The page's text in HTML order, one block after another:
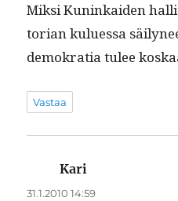
Mik­si Kuninkaiden
to­ri­an kulues­sa
demokra­tia tulee
Vastaa
Kari
31.1.2010 14:59